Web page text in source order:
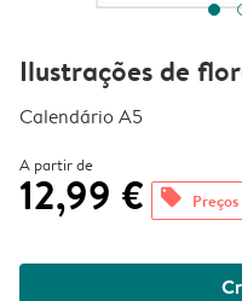
Ilustrações de
Calendário A5
A partir de
12,99 € offers